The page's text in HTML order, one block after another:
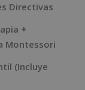
Directivas
+
Montessori
(Incluye